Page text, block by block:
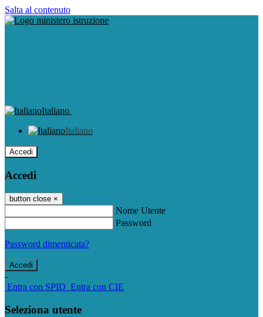
Salta al contenuto
Italiano
Italiano
Accedi
Accedi
button close ×
Nome Utente
Password
Password dimenticata?
-
Entra con SPID Entra con CIE
Seleziona utente